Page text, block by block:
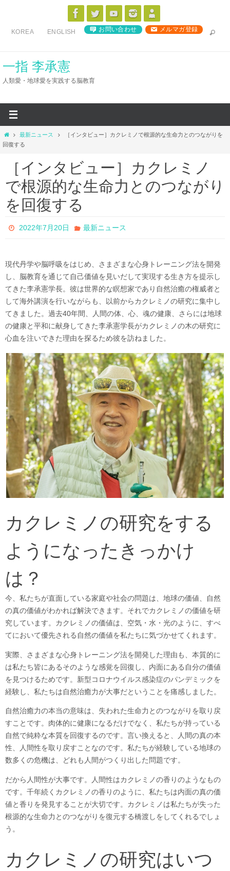
ス
KOREA ENGLISH お問い合わせ メルマガ登録
一指 李承憲
人類愛・地球愛を実践する脳教育
ホ
ー
最新ニュース
［インタビュー］カクレミノで根源的な生命力とのつながりを
回復する
［インタビュー］カクレミノ
で根源的な生命力とのつながり
を回復する
2022年7月20日 最新ニュース
現代丹学や脳呼吸をはじめ、さまざまな心身トレーニング法を開発
し、脳教育を通じて自己価値を見いだして実現する生き方を提示し
てきた李承憲学長。彼は世界的な瞑想家であり自然治癒の権威者と
して海外講演を行いながらも、以前からカクレミノの研究に集中し
てきました。過去40年間、人間の体、心、魂の健康、さらには地球
の健康と平和に献身してきた李承憲学長がカクレミノの木の研究に
心血を注いできた理由を探るため彼を訪ねました。
カクレミノの研究をする
ようになったきっかけ
は？
今、私たちが直面している家庭や社会の問題は、地球の価値、自然
の真の価値がわかれば解決できます。それでカクレミノの価値を研
究しています。カクレミノの価値は、空気・水・光のように、すべ
てにおいて優先される自然の価値を私たちに気づかせてくれます。
実際、さまざまな心身トレーニング法を開発した理由も、本質的に
は私たち皆にあるそのような感覚を回復し、内面にある自分の価値
を見つけるためです。新型コロナウイルス感染症のパンデミックを
経験し、私たちは自然治癒力が大事だということを痛感しました。
自然治癒力の本当の意味は、失われた生命力とのつながりを取り戻
すことです。肉体的に健康になるだけでなく、私たちが持っている
自然で純粋な本質を回復するのです。言い換えると、人間の真の本
性、人間性を取り戻すことなのです。私たちが経験している地球の
数多くの危機は、どれも人間がつくり出した問題です。
だから人間性が大事です。人間性はカクレミノの香りのようなもの
です。千年続くカクレミノの香りのように、私たちは内面の真の価
値と香りを発見することが大切です。カクレミノは私たちが失った
根源的な生命力とのつながりを復元する橋渡しをしてくれるでしょ
う。
カクレミノの研究はいつ